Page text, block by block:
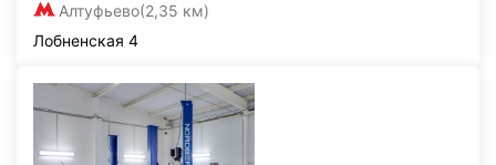
Алтуфьево(2,35 км)
Лобненская 4